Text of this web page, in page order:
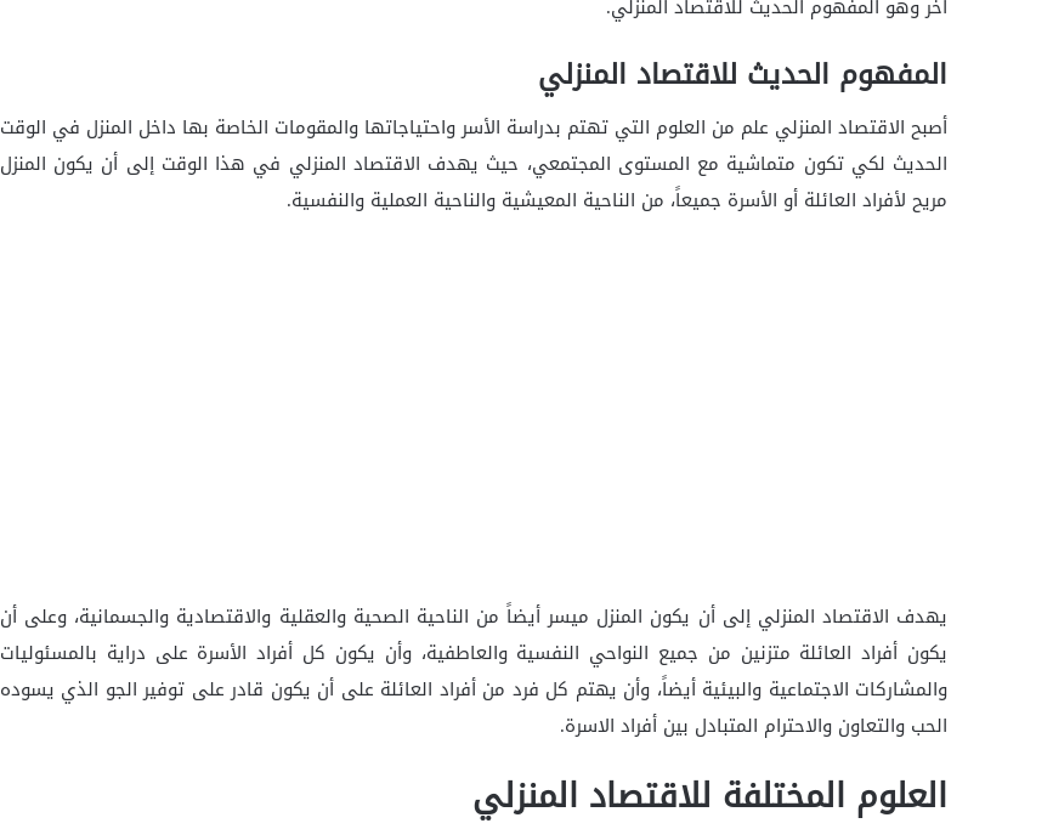
آخر وهو المفهوم الحديث للاقتصاد المنزلي.
المفهوم الحديث للاقتصاد المنزلي
أصبح الاقتصاد المنزلي علم من العلوم التي تهتم بدراسة الأسر واحتياجاتها والمقومات الخاصة بها داخل المنزل في الوقت
الحديث لكي تكون متماشية مع المستوى المجتمعي، حيث يهدف الاقتصاد المنزلي في هذا الوقت إلى أن يكون المنزل
مريح لأفراد العائلة أو الأسرة جميعاً، من الناحية المعيشية والناحية العملية والنفسية.
يهدف الاقتصاد المنزلي إلى أن يكون المنزل ميسر أيضاً من الناحية الصحية والعقلية والاقتصادية والجسمانية، وعلى أن
يكون أفراد العائلة متزنين من جميع النواحي النفسية والعاطفية، وأن يكون كل أفراد الأسرة على دراية بالمسئوليات
والمشاركات الاجتماعية والبيئية أيضاً، وأن يهتم كل فرد من أفراد العائلة على أن يكون قادر على توفير الجو الذي يسوده
الحب والتعاون والاحترام المتبادل بين أفراد الاسرة.
العلوم المختلفة للاقتصاد المنزلي